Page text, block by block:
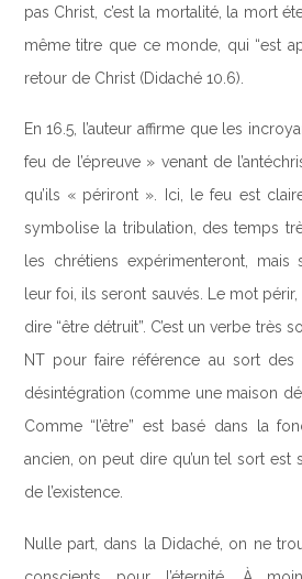
pas Christ, c’est la mortalité, la mort
même titre que ce monde, qui “est
retour de Christ (Didaché 10.6).
En 16.5, l’auteur affirme que les
feu de l’épreuve » venant de
qu’ils « périront ». Ici, le feu est
symbolise la tribulation, des temps
les chrétiens expérimenteront, mais
leur foi, ils seront sauvés. Le mot périr,
dire “être détruit”. C’est un verbe très
NT pour faire référence au sort
désintégration (comme une maison
Comme “l’être” est basé dans la
ancien, on peut dire qu’un tel sort est
de l’existence.
Nulle part, dans la Didaché, on ne